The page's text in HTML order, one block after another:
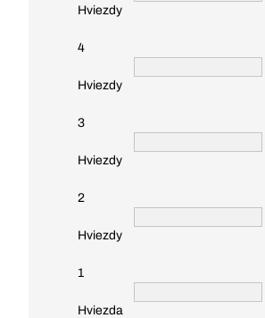
Hviezdy
4
Hviezdy
3
Hviezdy
2
Hviezdy
1
Hviezda